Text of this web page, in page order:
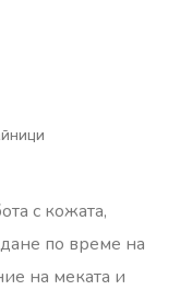
с кожата,
по време на
на меката и